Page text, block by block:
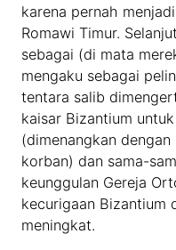
karena pernah
Romawi Timur.
sebagai (di mata
mengaku sebagai
tentara salib
kaisar Bizantium
(dimenangkan
korban) dan sama-
keunggulan Gereja
kecurigaan Bizantium
meningkat.